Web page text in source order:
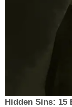
Hidden Sins: 15